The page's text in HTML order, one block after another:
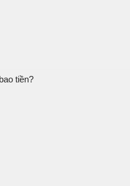
tiền?